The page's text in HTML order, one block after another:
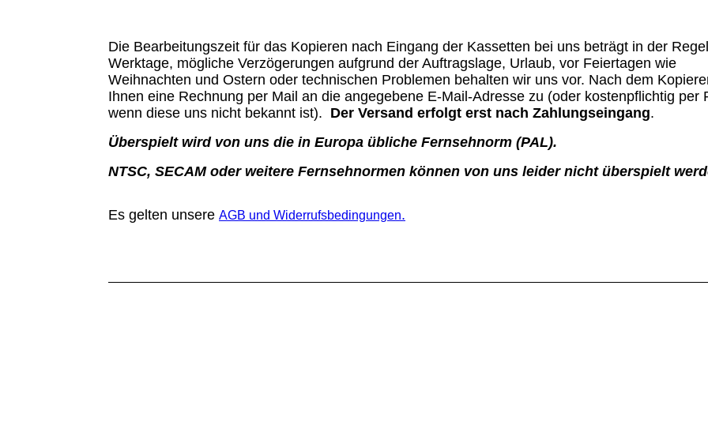
Die Bearbeitungszeit für das Kopieren nach Eingang der Kassetten bei uns beträgt in der
Werktage, mögliche Verzögerungen aufgrund der Auftragslage, Urlaub, vor Feiertagen wie
Weihnachten und Ostern oder technischen Problemen behalten wir uns vor. Nach dem
Ihnen eine Rechnung per Mail an die angegebene E-Mail-Adresse zu (oder kostenpflichtig per
wenn diese uns nicht bekannt ist). Der Versand erfolgt erst nach Zahlungseingang.
Überspielt wird von uns die in Europa übliche Fernsehnorm (PAL).
NTSC, SECAM oder weitere Fernsehnormen können von uns leider nicht überspielt
Es gelten unsere AGB und Widerrufsbedingungen.